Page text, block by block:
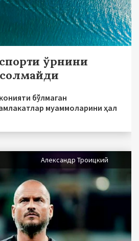
ўрнини
бўлмаган
муаммоларини ҳал
Александр Троицкий